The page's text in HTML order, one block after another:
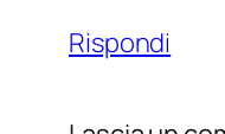
Rispondi